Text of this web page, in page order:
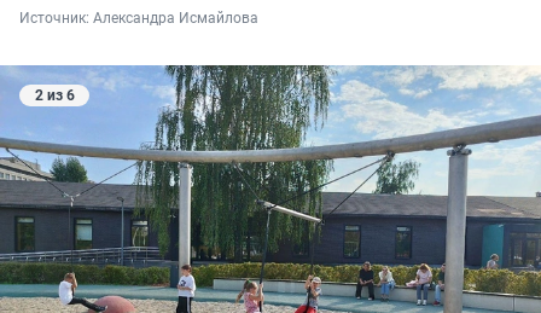
Источник: Александра Исмайлова
2 из 6